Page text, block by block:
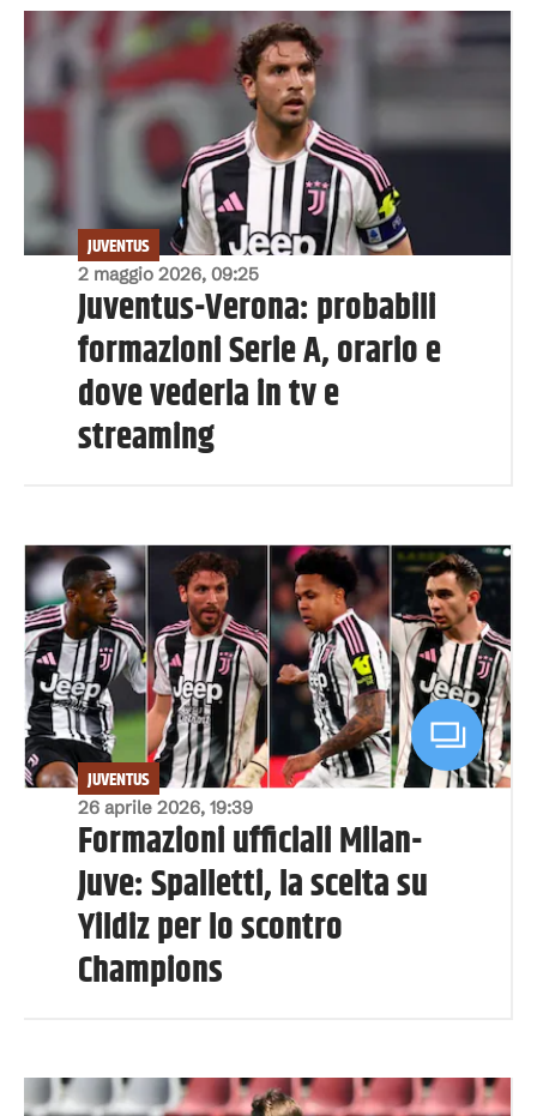
2 maggio 2026, 09:25
JUVENTUS
Juventus-Verona: probabili
formazioni Serie A, orario e
dove vederla in tv e
streaming
26 aprile 2026, 19:39
JUVENTUS
Formazioni ufficiali Milan-
Juve: Spalletti, la scelta su
Yildiz per lo scontro
Champions